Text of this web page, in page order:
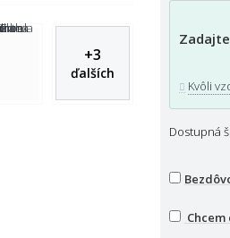
+3
ďalších
Kvôli
Dostupná